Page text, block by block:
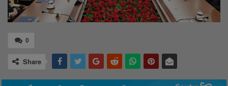
0
Share